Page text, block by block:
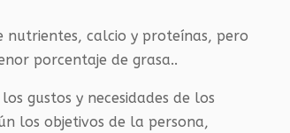
nutrientes, calcio y proteínas, pero
porcentaje de grasa..
gustos y necesidades de los
los objetivos de la persona,